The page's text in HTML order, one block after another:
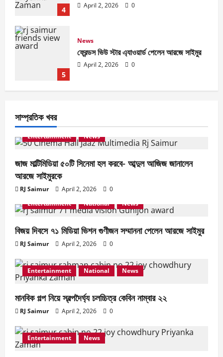
4 April 2, 2026 0
5
News
ফ্রেন্ডস ভিউ স্টার এ্যাওয়ার্ড পেলেন আরজে সাইমুর
April 2, 2026 0
1
2
Entertainment National News
আরজে সাইমুর
3
Entertainment National News
মানবিক গল্প নিয়ে স্বল্পদৈর্ঘ‍্য চলচ্চিত্র কেবিন নাম্বার
April 2, 2026 0
4
Entertainment News
আরজে সাইমুর প্রযোজিত ওয়েব ফিল্ম ‘কেবিন নাম্বার
২২’এ প্রিয়াঙ্কা ও জয় চৌধুরী
April 2, 2026 0
সাম্প্রতিক খবর
Entertainment News
জাজ মাল্টিমিডিয়া ৫০টি সিনেমা হল করবে- আব্দুল আজিজ জানালেন
আরজে সাইমুরকে
RJ Saimur April 2, 2026
0
Entertainment
National News
বিজয় দিবসে ৭১ মিডিয়া ভিশন গুণীজন সম্মাননা পেলেন আরজে সাইমুর
RJ Saimur April 2, 2026 0
Entertainment National News
মানবিক গল্প নিয়ে স্বল্পদৈর্ঘ‍্য চলচ্চিত্র কেবিন নাম্বার ২২
RJ Saimur April 2, 2026 0
Entertainment News